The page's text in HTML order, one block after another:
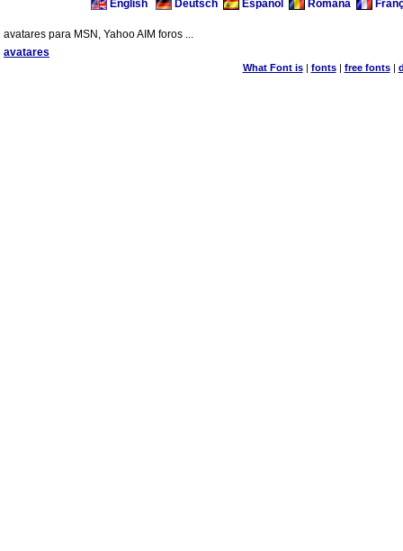
English Deutsch Espanol Romana
avatares para MSN, Yahoo AIM foros ...
avatares
What Font is| fonts| free fonts|